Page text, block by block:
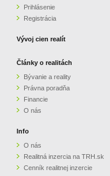
Prihlásenie
Registrácia
Vývoj cien realít
Články o realitách
Bývanie a reality
Právna poradňa
Financie
O nás
Info
O nás
Realitná inzercia na TRH.sk
Cenník realitnej inzercie